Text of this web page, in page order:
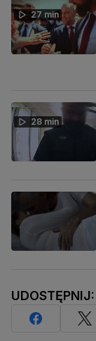
27 min
28 min
UDOSTĘPNIJ: